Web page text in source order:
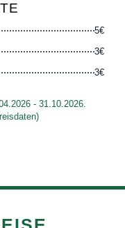
5€
3€
3€
- 31.10.2026.